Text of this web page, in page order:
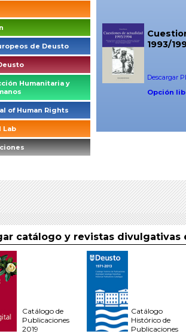
de Deusto
Humanitaria y
of Human Rights
Lab
1993/
Descargar
Opción
catálogo y revistas divulgativas
Catálogo de
Publicaciones
2019
Catálogo
Histórico de
Publicaciones